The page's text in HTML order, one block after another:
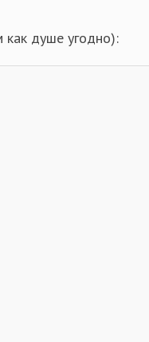
душе угодно):